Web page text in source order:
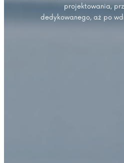
projektowania,
dedykowanego, aż po